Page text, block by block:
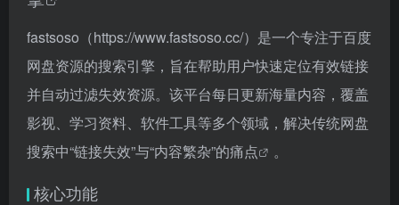
fastsoso（https://www.fastsoso.cc/）是一个专注于百度
网盘资源的搜索引擎，旨在帮助用户快速定位有效链接
并自动过滤失效资源。该平台每日更新海量内容，覆盖
影视、学习资料、软件工具等多个领域，解决传统网盘
搜索中“链接失效”与“内容繁杂”的痛点
。
核心功能